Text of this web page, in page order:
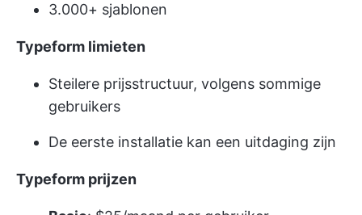
3.000+ sjablonen
Typeform limieten
Steilere prijsstructuur, volgens sommige
gebruikers
De eerste installatie kan een uitdaging zijn
Typeform prijzen